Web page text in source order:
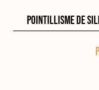
pointillisme de